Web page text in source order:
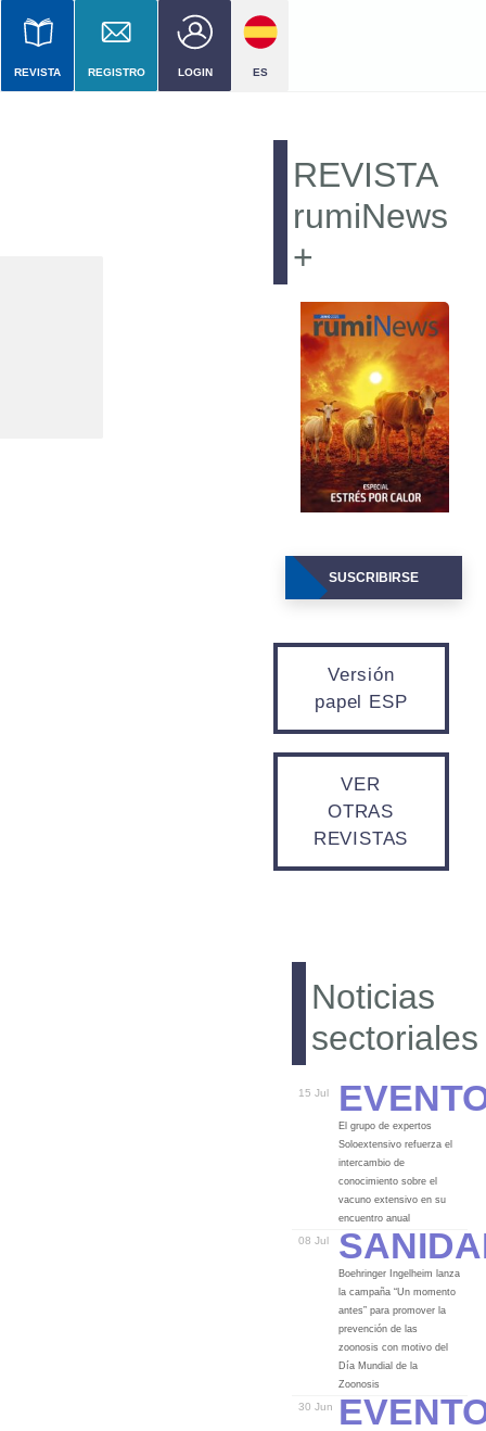
REVISTA REGISTRO LOGIN ES
REVISTA
rumiNews
+
SUSCRIBIRSE
Versión
papel ESP
VER
OTRAS
REVISTAS
Noticias
sectoriales
15 Jul
El grupo de expertos
Soloextensivo refuerza el
intercambio de
conocimiento sobre el
vacuno extensivo en su
encuentro anual
08 Jul
Boehringer Ingelheim lanza
la campaña “Un momento
antes” para promover la
prevención de las
zoonosis con motivo del
Día Mundial de la
Zoonosis
30 Jun